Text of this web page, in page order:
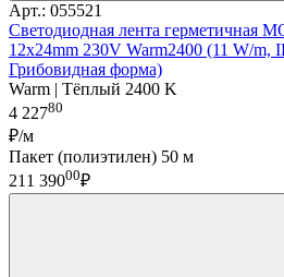
Арт.: 055521
Светодиодная лента герметичная
12x24mm 230V Warm2400 (11 W/m,
Грибовидная форма)
Warm | Тёплый 2400 K
4 22780
₽/м
Пакет (полиэтилен) 50 м
211 39000₽